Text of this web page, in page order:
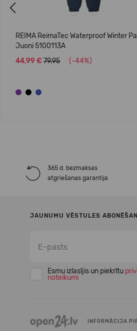
REIMA ReimaTec Waterproof Winter
Juoni 5100113A
44,99 € 79.95 (-44%)
365 d. bezmaksas
atgriešanas garantija
JAUNUMU VĒSTULES
Esmu izlasījis un piekrītu
noteikumi
INFORMĀCIJA